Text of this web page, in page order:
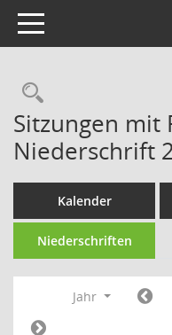
Toggle navigation
Sitzungen mit
Niederschrift
Kalender
Niederschriften
Jahr